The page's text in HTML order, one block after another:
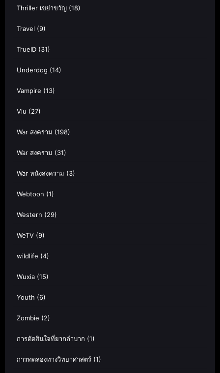
Thriller เขย่าขวัญ (18)
Travel (9)
TrueID (31)
Underdog (14)
Vampire (13)
Viu (27)
War สงคราม (198)
War สงคราม (31)
War หนังสงคราม (3)
Webtoon (1)
Western (29)
WeTV (9)
wildlife (4)
Wuxia (15)
Youth (6)
Zombie (2)
การตัดสินใจที่ยากลำบาก (1)
การทดลองทางวิทยาศาสตร์ (1)